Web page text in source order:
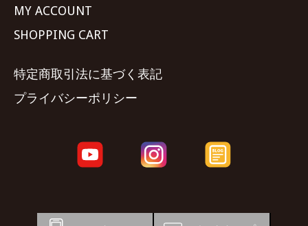
MY ACCOUNT
SHOPPING CART
特定商取引法に基づく表記
プライバシーポリシー